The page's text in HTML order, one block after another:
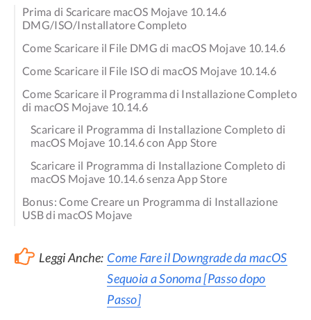
Prima di Scaricare macOS Mojave 10.14.6
DMG/ISO/Installatore Completo
Come Scaricare il File DMG di macOS Mojave 10.14.6
Come Scaricare il File ISO di macOS Mojave 10.14.6
Come Scaricare il Programma di Installazione Completo
di macOS Mojave 10.14.6
Scaricare il Programma di Installazione Completo di
macOS Mojave 10.14.6 con App Store
Scaricare il Programma di Installazione Completo di
macOS Mojave 10.14.6 senza App Store
Bonus: Come Creare un Programma di Installazione
USB di macOS Mojave
Leggi Anche: Come Fare il Downgrade da macOS
Sequoia a Sonoma [Passo dopo
Passo]